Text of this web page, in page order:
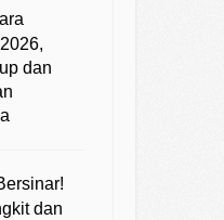
dan
dan